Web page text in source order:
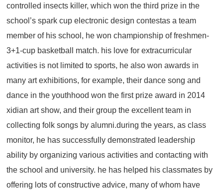
controlled insects killer, which won the third prize in the
school’s spark cup electronic design contestas a team
member of his school, he won championship of freshmen-
3+1-cup basketball match. his love for extracurricular
activities is not limited to sports, he also won awards in
many art exhibitions, for example, their dance song and
dance in the youthhood won the first prize award in 2014
xidian art show, and their group the excellent team in
collecting folk songs by alumni.during the years, as class
monitor, he has successfully demonstrated leadership
ability by organizing various activities and contacting with
the school and university. he has helped his classmates by
offering lots of constructive advice, many of whom have